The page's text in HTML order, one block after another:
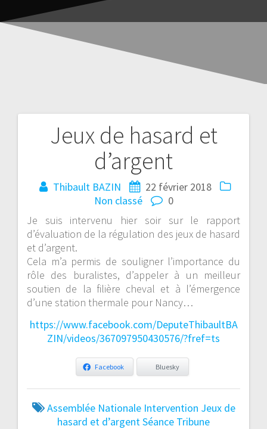
Jeux de hasard et
d’argent
Thibault BAZIN
22 février 2018
Non classé
0
Je suis intervenu hier soir sur le rapport
d’évaluation de la régulation des jeux de hasard
et d’argent.
Cela m’a permis de souligner l’importance du
rôle des buralistes, d’appeler à un meilleur
soutien de la filière cheval et à l’émergence
d’une station thermale pour Nancy…
https://www.facebook.com/DeputeThibaultBA
ZIN/videos/367097950430576/?fref=ts
Facebook Bluesky
Assemblée Nationale Intervention Jeux de
hasard et d’argentSéance Tribune